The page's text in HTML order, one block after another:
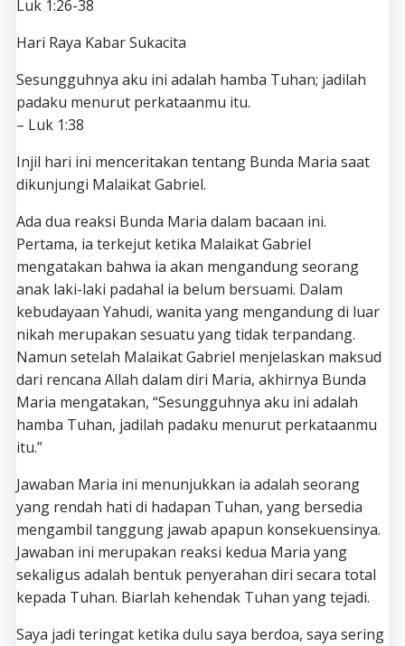
Luk 1:26-38
Hari Raya Kabar Sukacita
Sesungguhnya aku ini adalah hamba Tuhan; jadilah
padaku menurut perkataanmu itu.
– Luk 1:38
Injil hari ini menceritakan tentang Bunda Maria saat
dikunjungi Malaikat Gabriel.
Ada dua reaksi Bunda Maria dalam bacaan ini.
Pertama, ia terkejut ketika Malaikat Gabriel
mengatakan bahwa ia akan mengandung seorang
anak laki-laki padahal ia belum bersuami. Dalam
kebudayaan Yahudi, wanita yang mengandung di luar
nikah merupakan sesuatu yang tidak terpandang.
Namun setelah Malaikat Gabriel menjelaskan maksud
dari rencana Allah dalam diri Maria, akhirnya Bunda
Maria mengatakan, “Sesungguhnya aku ini adalah
hamba Tuhan, jadilah padaku menurut perkataanmu
itu.”
Jawaban Maria ini menunjukkan ia adalah seorang
yang rendah hati di hadapan Tuhan, yang bersedia
mengambil tanggung jawab apapun konsekuensinya.
Jawaban ini merupakan reaksi kedua Maria yang
sekaligus adalah bentuk penyerahan diri secara total
kepada Tuhan. Biarlah kehendak Tuhan yang tejadi.
Saya jadi teringat ketika dulu saya berdoa, saya sering